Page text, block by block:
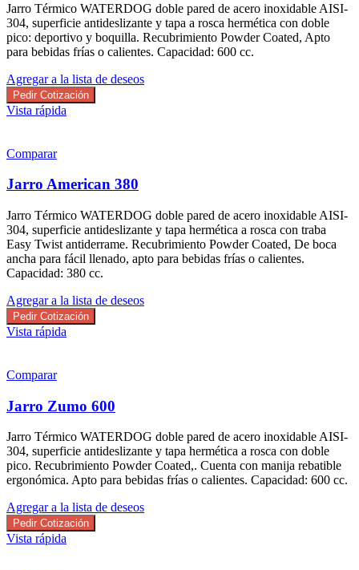
Jarro Térmico WATERDOG doble pared de acero inoxidable AISI-
304, superficie antideslizante y tapa a rosca hermética con doble
pico: deportivo y boquilla. Recubrimiento Powder Coated, Apto
para bebidas frías o calientes. Capacidad: 600 cc.
Agregar a la lista de deseos
Pedir Cotización
Vista rápida
Comparar
Jarro American 380
Jarro Térmico WATERDOG doble pared de acero inoxidable AISI-
304, superficie antideslizante y tapa hermética a rosca con traba
Easy Twist antiderrame. Recubrimiento Powder Coated, De boca
ancha para fácil llenado, apto para bebidas frías o calientes.
Capacidad: 380 cc.
Agregar a la lista de deseos
Pedir Cotización
Vista rápida
Comparar
Jarro Zumo 600
Jarro Térmico WATERDOG doble pared de acero inoxidable AISI-
304, superficie antideslizante y tapa hermética a rosca con doble
pico. Recubrimiento Powder Coated,. Cuenta con manija rebatible
ergonómica. Apto para bebidas frías o calientes. Capacidad: 600 cc.
Agregar a la lista de deseos
Pedir Cotización
Vista rápida